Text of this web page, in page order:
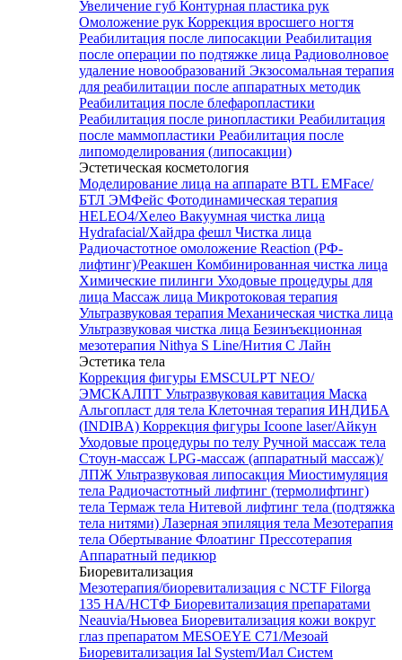
Увеличение губ Контурная пластика рук
Омоложение рук Коррекция вросшего ногтя
Реабилитация после липосакции Реабилитация
после операции по подтяжке лица Радиоволновое
удаление новообразований Экзосомальная терапия
для реабилитации после аппаратных методик
Реабилитация после блефаропластики
Реабилитация после ринопластики Реабилитация
после маммопластики Реабилитация после
липомоделирования (липосакции)
Эстетическая косметология
Моделирование лица на аппарате BTL EMFace/
БТЛ ЭМФейс Фотодинамическая терапия
HELEO4/Хелео Вакуумная чистка лица
Hydrafacial/Хайдра фешл Чистка лица
Радиочастотное омоложение Reaction (РФ-
лифтинг)/Реакшен Комбинированная чистка лица
Химические пилинги Уходовые процедуры для
лица Массаж лица Микротоковая терапия
Ультразвуковая терапия Механическая чистка лица
Ультразвуковая чистка лица Безинъекционная
мезотерапия Nithya S Line/Нития С Лайн
Эстетика тела
Коррекция фигуры EMSCULPT NEO/
ЭМСКАЛПТ Ультразвуковая кавитация Маска
Альгопласт для тела Клеточная терапия ИНДИБА
(INDIBA) Коррекция фигуры Icoone laser/Айкун
Уходовые процедуры по телу Ручной массаж тела
Стоун-массаж LPG-массаж (аппаратный массаж)/
ЛПЖ Ультразвуковая липосакция Миостимуляция
тела Радиочастотный лифтинг (термолифтинг)
тела Термаж тела Нитевой лифтинг тела (подтяжка
тела нитями) Лазерная эпиляция тела Мезотерапия
тела Обертывание Флоатинг Прессотерапия
Аппаратный педикюр
Биоревитализация
Мезотерапия/биоревитализация с NCTF Filorga
135 HA/НСТФ Биоревитализация препаратами
Neauvia/Ньювеа Биоревитализация кожи вокруг
глаз препаратом MESOEYE C71/Мезоай
Биоревитализация Ial System/Иал Систем